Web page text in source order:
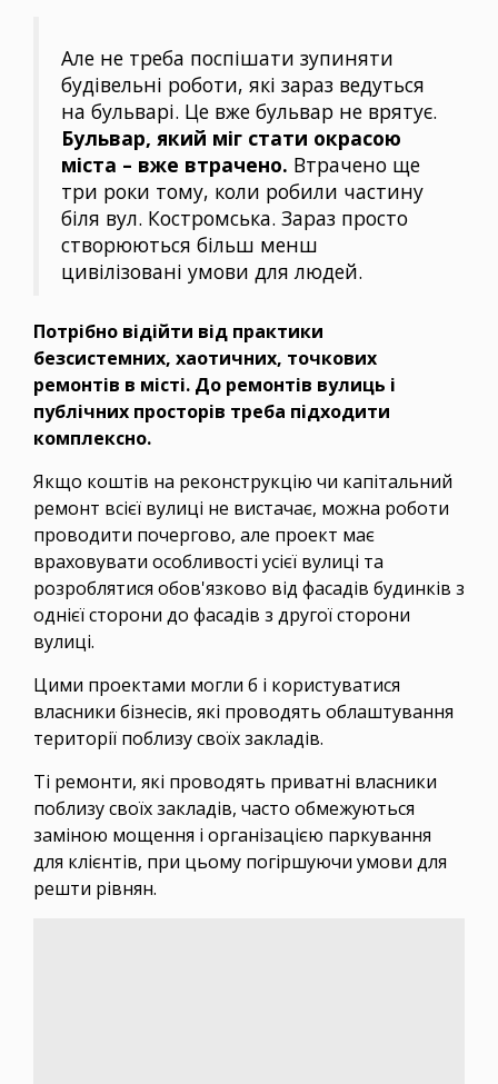
Але не треба поспішати зупиняти
будівельні роботи, які зараз ведуться
на бульварі. Це вже бульвар не врятує.
Бульвар, який міг стати окрасою
міста – вже втрачено. Втрачено ще
три роки тому, коли робили частину
біля вул. Костромська. Зараз просто
створюються більш менш
цивілізовані умови для людей.
Потрібно відійти від практики
безсистемних, хаотичних, точкових
ремонтів в місті. До ремонтів вулиць і
публічних просторів треба підходити
комплексно.
Якщо коштів на реконструкцію чи капітальний
ремонт всієї вулиці не вистачає, можна роботи
проводити почергово, але проект має
враховувати особливості усієї вулиці та
розроблятися обов'язково від фасадів будинків з
однієї сторони до фасадів з другої сторони
вулиці.
Цими проектами могли б і користуватися
власники бізнесів, які проводять облаштування
території поблизу своїх закладів.
Ті ремонти, які проводять приватні власники
поблизу своїх закладів, часто обмежуються
заміною мощення і організацією паркування
для клієнтів, при цьому погіршуючи умови для
решти рівнян.